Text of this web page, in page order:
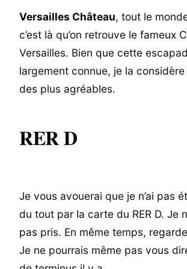
Versailles Château, tout le
c’est là qu’on retrouve le fameux
Versailles. Bien que cette
largement connue, je la considère
des plus agréables.
RER D
Je vous avouerai que je n’ai pas
du tout par la carte du RER D. Je
pas pris. En même temps,
Je ne pourrais même pas vous